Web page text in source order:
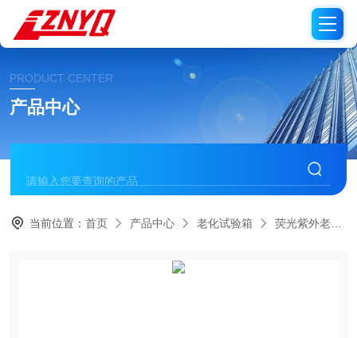
PRODUCT CENTER
产品中心
当前位置：首页 产品中心 老化试验箱 荧光紫外老化试验箱